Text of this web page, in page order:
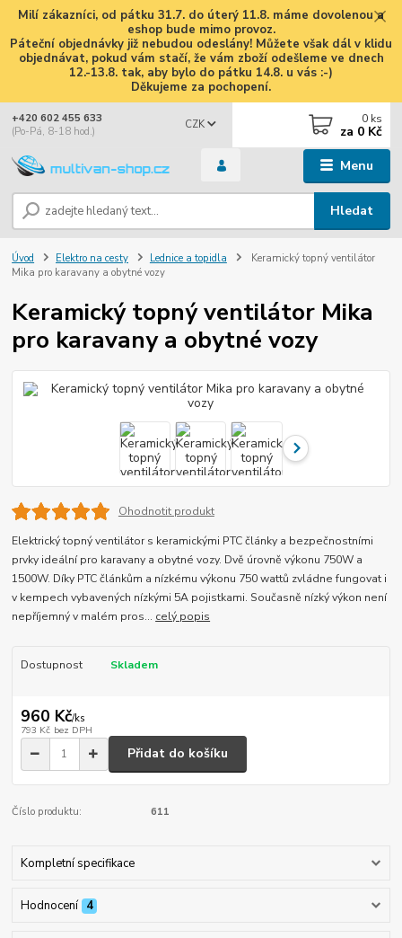
Milí zákazníci, od pátku 31.7. do úterý 11.8. máme dovolenou a
eshop bude mimo provoz.
Páteční objednávky již nebudou odeslány! Můžete však dál v klidu
objednávat, pokud vám stačí, že vám zboží odešleme ve dnech
12.-13.8. tak, aby bylo do pátku 14.8. u vás :-)
Děkujeme za pochopení.
Menu
CZK
Hledat
+420 602 455 633
(Po-Pá, 8-18 hod.)
0 ks
za 0 Kč
Úvod Elektro na cesty Lednice a topidla
Keramický topný ventilátor
Mika pro karavany a obytné vozy
Keramický topný ventilátor Mika
pro karavany a obytné vozy
Ohodnotit produkt
Elektrický topný ventilátor s keramickými PTC články a bezpečnostními
prvky ideální pro karavany a obytné vozy. Dvě úrovně výkonu 750W a
1500W. Díky PTC článkům a nízkému výkonu 750 wattů zvládne fungovat i
v kempech vybavených nízkými 5A pojistkami. Současně nízký výkon není
nepříjemný v malém pros... celý popis
Dostupnost Skladem
960 Kč/ks
793 Kč bez DPH
Přidat do košíku
Číslo produktu: 611
Kompletní specifikace
Hodnocení 4